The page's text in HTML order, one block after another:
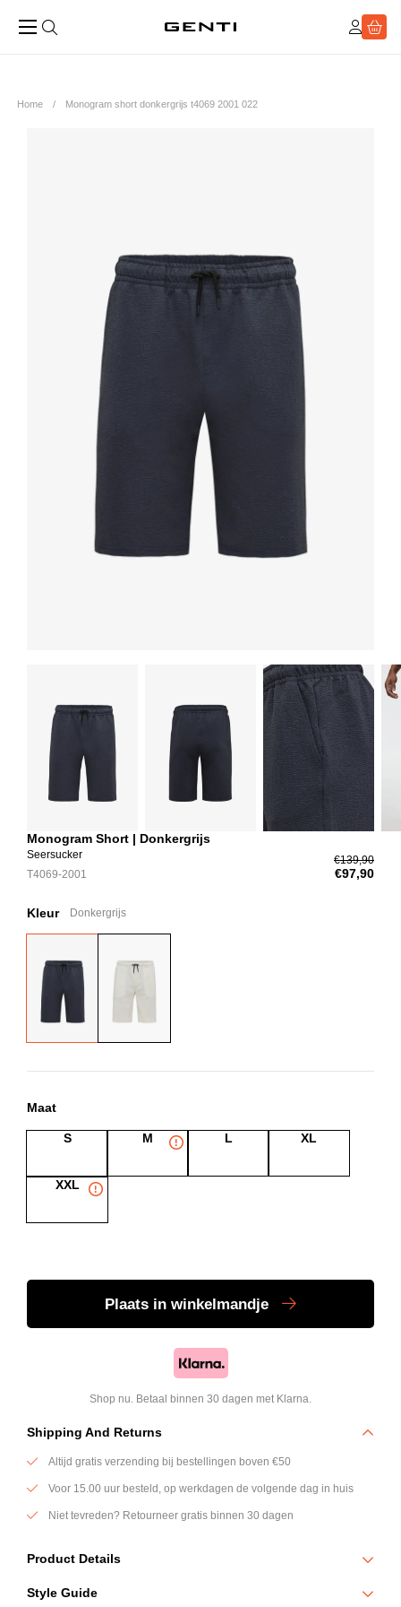
Home Monogram short donkergrijs t4069 2001 022
Monogram Short | Donkergrijs
Seersucker
T4069-2001
€139,90
€97,90
Kleur Donkergrijs
Maat
S M L XL
XXL
Plaats in winkelmandje
Shop nu. Betaal binnen 30 dagen met Klarna.
Shipping And Returns
Altijd gratis verzending bij bestellingen boven €50
Voor 15.00 uur besteld, op werkdagen de volgende dag in huis
Niet tevreden? Retourneer gratis binnen 30 dagen
Product Details
De Monogram short in donkergrijs is ontworpen voor maximale comfort
en een moderne, sportieve uitstraling. De subtiele structuur in de jersey
Style Guide